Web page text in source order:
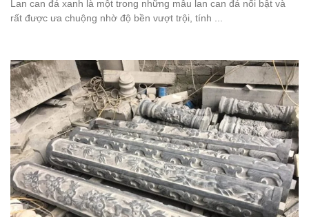
Lan can đá xanh là một trong những mẫu lan can đá nổi bật và
rất được ưa chuộng nhờ độ bền vượt trội, tính ...